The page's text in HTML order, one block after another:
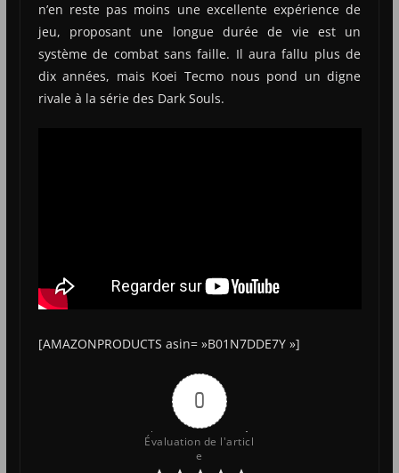
n’en reste pas moins une excellente expérience de
jeu, proposant une longue durée de vie est un
système de combat sans faille. Il aura fallu plus de
dix années, mais Koei Tecmo nous pond un digne
rivale à la série des Dark Souls.
[AMAZONPRODUCTS asin= »B01N7DDE7Y »]
0
Évaluation de l'articl
e